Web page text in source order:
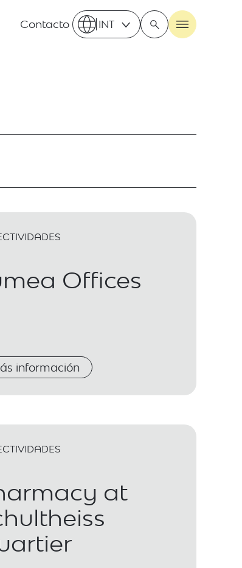
Contacto INT
Offices
información
at